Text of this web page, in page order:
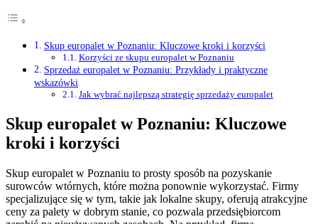
Skup europalet w Poznaniu: Kluczowe kroki i korzyści
Korzyści ze skupu europalet w Poznaniu
Sprzedaż europalet w Poznaniu: Przykłady i praktyczne
wskazówki
Jak wybrać najlepszą strategię sprzedaży europalet
Skup europalet w Poznaniu: Kluczowe
kroki i korzyści
Skup europalet w Poznaniu to prosty sposób na pozyskanie
surowców wtórnych, które można ponownie wykorzystać. Firmy
specjalizujące się w tym, takie jak lokalne skupy, oferują atrakcyjne
ceny za palety w dobrym stanie, co pozwala przedsiębiorcom